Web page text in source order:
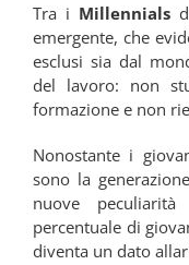
Tra i Millennials
emergente, che
esclusi sia dal
del lavoro: non
formazione e non
Nonostante i
sono la
nuove
percentuale di
diventa un dato